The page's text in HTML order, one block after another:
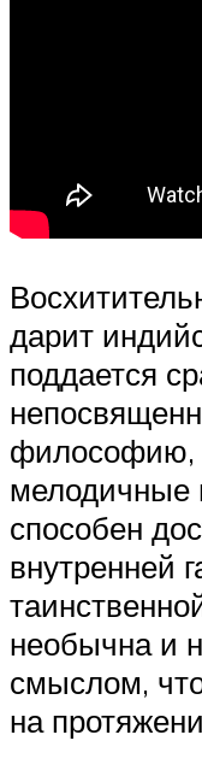
дарит
поддается
философию,
мелодичные
способен
внутренней
необычна и
смыслом,
на